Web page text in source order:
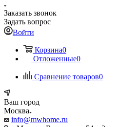
Заказать звонок
Задать вопрос
Войти
Корзина0
Отложенные0
Сравнение товаров0
Ваш город
Москва
info@mwhome.ru